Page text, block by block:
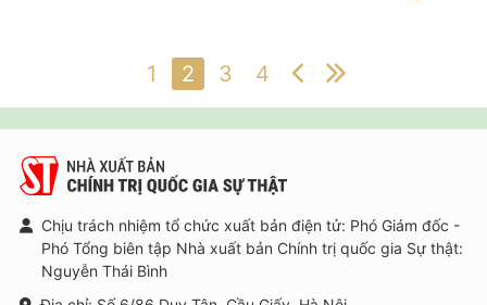
1 2 3 4
Chịu trách nhiệm tổ chức xuất bản điện tử: Phó Giám đốc -
Phó Tổng biên tập Nhà xuất bản Chính trị quốc gia Sự thật:
Nguyễn Thái Bình